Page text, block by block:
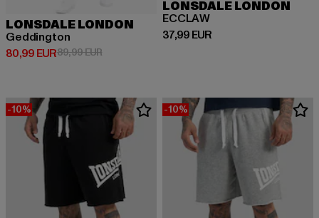
LONSDALE LONDON
Geddington
80,99 EUR
Prix courant: 80,99 EUR
89,99 EURPrix en promotion: 89,99 EUR
LONSDALE LONDON
ECCLAW
37,99 EUR
Prix courant: 37,99 EUR
-10% -10%